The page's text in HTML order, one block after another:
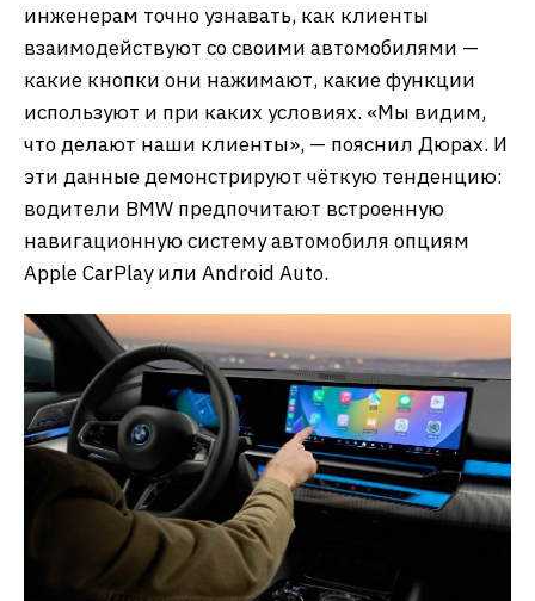
инженерам точно узнавать, как клиенты
взаимодействуют со своими автомобилями —
какие кнопки они нажимают, какие функции
используют и при каких условиях. «Мы видим,
что делают наши клиенты», — пояснил Дюрах. И
эти данные демонстрируют чёткую тенденцию:
водители BMW предпочитают встроенную
навигационную систему автомобиля опциям
Apple CarPlay или Android Auto.